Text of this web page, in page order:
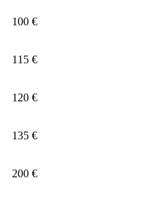
100 €
115 €
120 €
135 €
200 €